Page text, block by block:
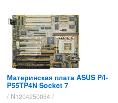
Материнская плата ASUS P/I-
P55TP4N Socket 7
/ N1204250054 /